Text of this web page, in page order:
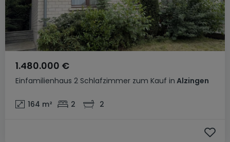
Einfamilienhaus 2 Schlafzimmer zum Kauf in Alzingen
1.480.000 €
164 m² 2 2